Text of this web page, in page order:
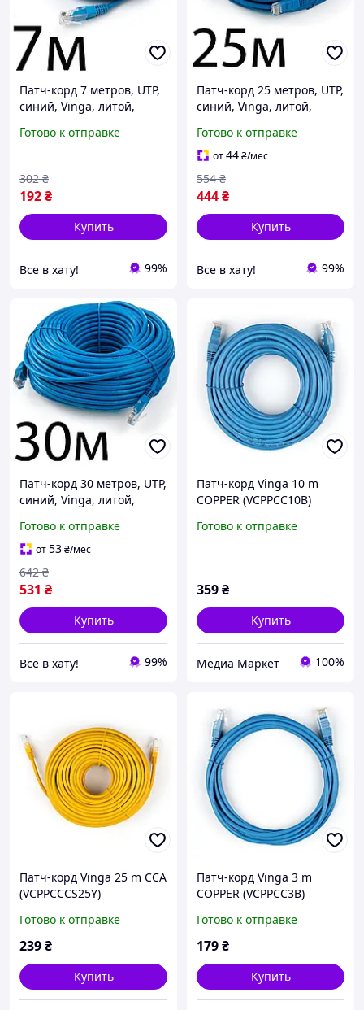
Патч-корд 7 метров, UTP,
синий, Vinga, литой,
пара, сетевой кабель для
Готово к отправке
192₴
302 ₴
Купить
Все в хату! 99%
Патч-корд 25 метров, UTP,
синий, Vinga, литой,
пара, сетевой кабель для
интернета
Готово к отправке
от44₴/мес
444₴
554 ₴
Купить
Все в хату! 99%
Патч-корд 30 метров, UTP,
синий, Vinga, литой,
пара, сетевой кабель для
интернета
Готово к отправке
от53₴/мес
531 ₴
642 ₴
Купить
Все в хату! 99%
Патч-корд Vinga 10 m
COPPER (VCPPCC10B)
Готово к отправке
359₴
Купить
Медиа Маркет 100%
Патч-корд Vinga 25 m CCA
(VCPPCCCS25Y)
Готово к отправке
239₴
Купить
Патч-корд Vinga 3 m
COPPER (VCPPCC3B)
Готово к отправке
179₴
Купить